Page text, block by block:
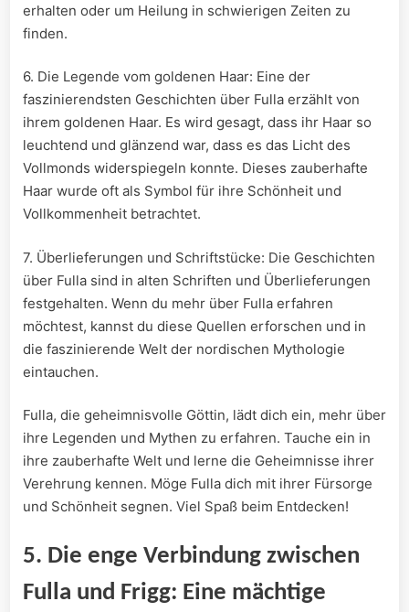
erhalten oder⁤ um Heilung in schwierigen Zeiten zu
finden.
6. Die Legende vom goldenen Haar: Eine der
faszinierendsten Geschichten über Fulla ⁤erzählt von
ihrem⁤ goldenen Haar. Es wird​ gesagt, dass ihr Haar so
leuchtend und ‌glänzend war, dass es das Licht des
Vollmonds widerspiegeln konnte. Dieses zauberhafte
⁤Haar⁣ wurde oft als Symbol für ihre‍ Schönheit und
Vollkommenheit betrachtet.
7. Überlieferungen und⁤ Schriftstücke: Die Geschichten
über Fulla ‍sind in alten Schriften ⁢und Überlieferungen
festgehalten. Wenn ‌du mehr über Fulla erfahren‌
möchtest, kannst du diese Quellen‌ erforschen‍ und in
die faszinierende‌ Welt der ​nordischen ⁢Mythologie
eintauchen.
Fulla, die geheimnisvolle Göttin, lädt dich ein, mehr über
ihre ​Legenden ⁢und Mythen ⁢zu erfahren. Tauche ein in
ihre zauberhafte ​Welt und lerne die Geheimnisse ihrer
Verehrung kennen. Möge Fulla dich mit ihrer Fürsorge
und Schönheit ‍segnen. Viel Spaß ⁤beim Entdecken!
5. Die enge Verbindung zwischen‍
Fulla und Frigg: Eine mächtige